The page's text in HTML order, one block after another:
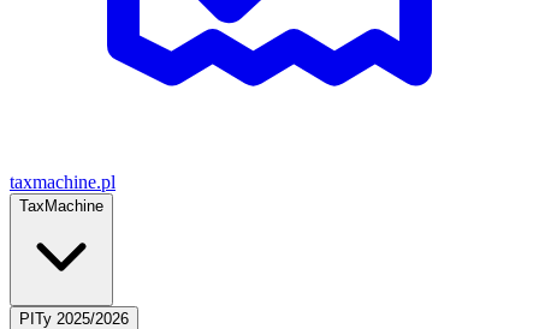
taxmachine.pl
TaxMachine
PITy 2025/2026